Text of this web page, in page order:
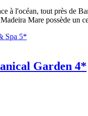
à l'océan, tout près de
Mare possède un
Spa 5*
Garden 4*